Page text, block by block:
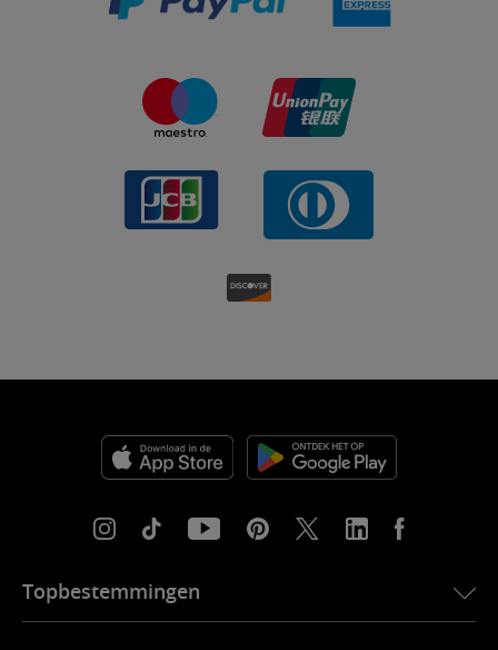
Topbestemmingen